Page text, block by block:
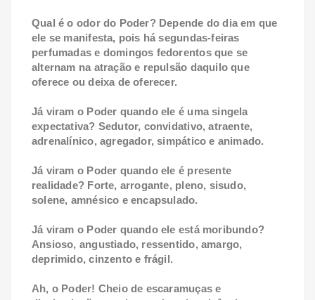
Qual é o odor do Poder? Depende do dia em que
ele se manifesta, pois há segundas-feiras
perfumadas e domingos fedorentos que se
alternam na atração e repulsão daquilo que
oferece ou deixa de oferecer.
Já viram o Poder quando ele é uma singela
expectativa? Sedutor, convidativo, atraente,
adrenalínico, agregador, simpático e animado.
Já viram o Poder quando ele é presente
realidade? Forte, arrogante, pleno, sisudo,
solene, amnésico e encapsulado.
Já viram o Poder quando ele está moribundo?
Ansioso, angustiado, ressentido, amargo,
deprimido, cinzento e frágil.
Ah, o Poder! Cheio de escaramuças e